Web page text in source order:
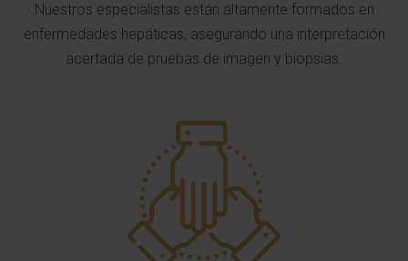
Nuestros especialistas están altamente formados en
enfermedades hepáticas, asegurando una interpretación
acertada de pruebas de imagen y biopsias.